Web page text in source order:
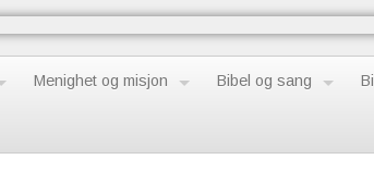
Menighet og misjon Bibel og sang